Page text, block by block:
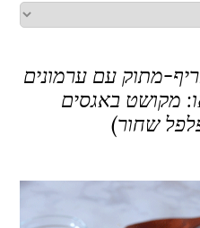
מתוק עם ערמונים
מקושט באגסים
שחור)